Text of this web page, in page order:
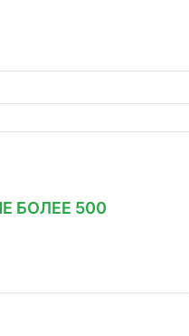
БОЛЕЕ 500